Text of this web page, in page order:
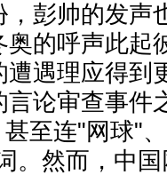
彭帅的发声
的呼声此起
遭遇理应得到
论审查事件
至连"网球"
。然而，中